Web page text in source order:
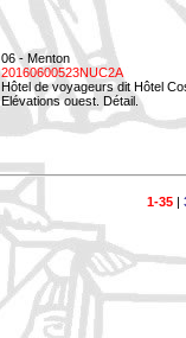
06 - Menton
20160600523NUC2A
Hôtel de voyageurs dit Hôtel
Elévations ouest. Détail.
1-35|